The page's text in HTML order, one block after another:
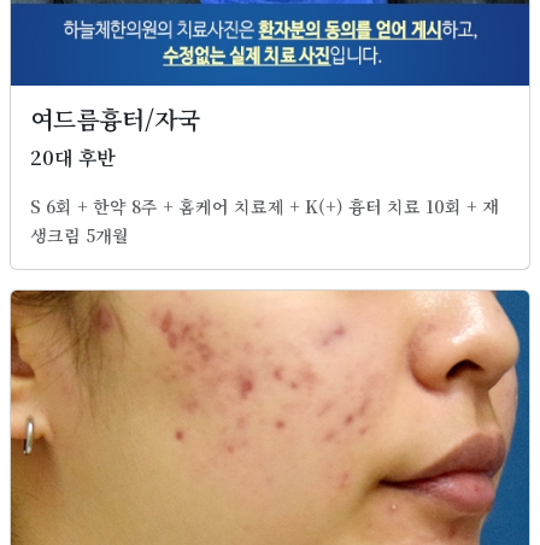
여드름흉터/자국
20대 후반
S 6회 + 한약 8주 + 홈케어 치료제 + K(+) 흉터 치료 10회 + 재
생크림 5개월